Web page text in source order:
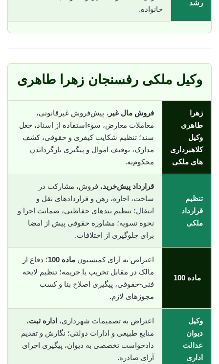
رشد
خانواده.
وکیل ملکی رفسنجان زهرا طاهری
زهرا
طاهری
وکیل
کلاهبرداری
های ملکی
فروش مال غیر ، پیش‌فروش غیرقانونی،
معاملات معارض، سوء‌استفاده از اسناد، جعل
سند؛ تنظیم شکایت کیفری و حقوقی، کشف
مدارک، توقیف اموال و پیگیری بازگرداندن
محکوم‌به.
تنظیم
قرارداد
ملکی
قرارداد پیش‌خرید، فروش، مشارکت در
ساخت، اجاره، رهن و قراردادهای نقل و
انتقال؛ تنظیم بندهای حفاظتی، ضمانت اجرا و
نحوه تسویه؛ مشاوره حقوقی پیش از امضا
برای جلوگیری از اختلافات.
ماده 100
اعتراض به آرای کمیسیون ماده 100
؛ دفاع از
مالک در مقابل تخریب یا جریمه؛ تنظیم لایحه
فنی-حقوقی، پیگیری اصلاح بنا و کسب
مجوزهای لازم.
وکیل
دیوان
عدالت
اداری
اعتراض به تصمیمات شهرداری، اداره ثبت،
منابع طبیعی و ادارات دولتی؛ نگارش و تقدیم
دادخواست تخصصی به دیوان، پیگیری اجرای
آرای صادره.